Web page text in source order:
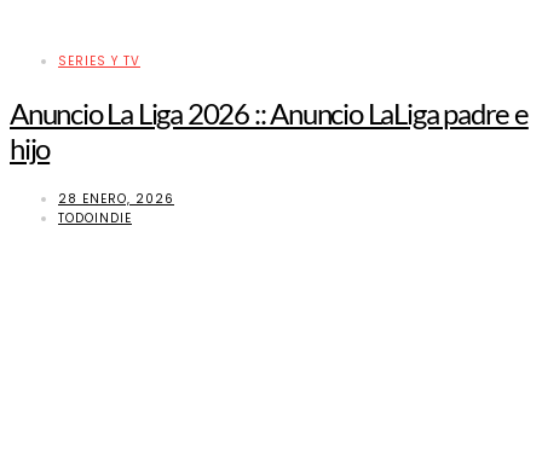
SERIES Y TV
Anuncio La Liga 2026 :: Anuncio LaLiga padre e
hijo
28 ENERO, 2026
TODOINDIE